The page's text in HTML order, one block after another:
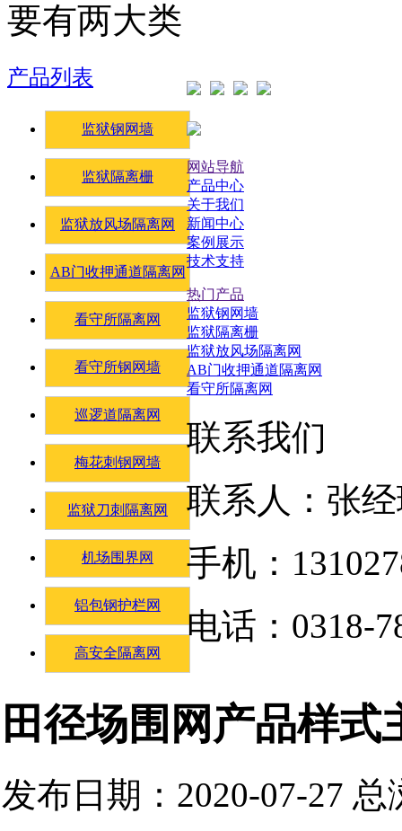
要有两大类
产品列表
监狱钢网墙
监狱隔离栅
监狱放风场隔离网
AB门收押通道隔离网
看守所隔离网
看守所钢网墙
巡逻道隔离网
梅花刺钢网墙
监狱刀刺隔离网
机场围界网
铝包钢护栏网
高安全隔离网
田径场围网产品样式
发布日期：2020-07-27 总
网站导航
产品中心
关于我们
新闻中心
案例展示
技术支持
热门产品
监狱钢网墙
监狱隔离栅
监狱放风场隔离网
AB门收押通道隔离网
看守所隔离网
联系我们
联系人：张
手机：
电话：0318-